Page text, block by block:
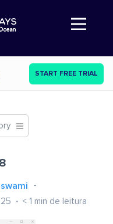
Abre a navegação
START FREE TRIAL
< 1 min de leitura